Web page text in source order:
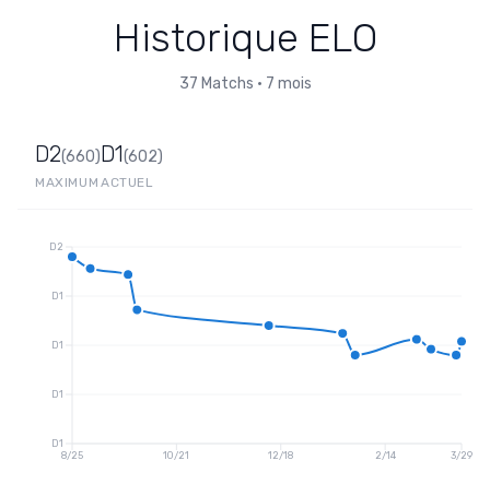
Historique ELO
37 Matchs • 7 mois
D2(660)
MAXIMUM
D1(602)
ACTUEL
8/25 10/21 12/18 2/14 3/29
D1
D1
D1
D1
D2